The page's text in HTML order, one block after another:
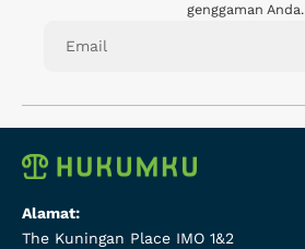
genggaman Anda.
Alamat:
The Kuningan Place IMO 1&2